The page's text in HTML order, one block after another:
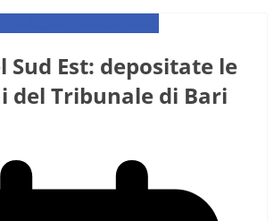
Sud Est: depositate le
del Tribunale di Bari